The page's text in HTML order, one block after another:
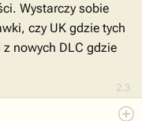
2.3
Wystarczy sobie
czy UK gdzie tych
nowych DLC gdzie